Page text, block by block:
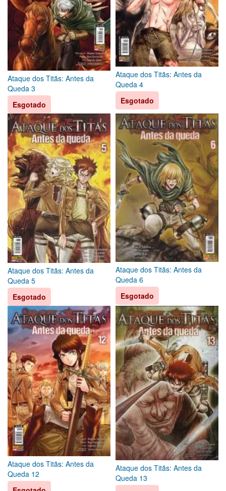
Ataque dos Titãs: Antes da
Queda 3
Esgotado
Ataque dos Titãs: Antes da
Queda 4
Esgotado
Ataque dos Titãs: Antes da
Queda 5
Esgotado
Ataque dos Titãs: Antes da
Queda 6
Esgotado
Ataque dos Titãs: Antes da
Queda 12
Ataque dos Titãs: Antes da
Queda 13